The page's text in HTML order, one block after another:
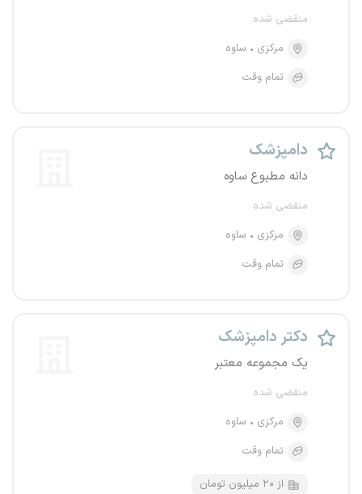
منقضی شده
مرکزی
ساوه
تمام وقت
دامپزشک
دانه مطبوع ساوه
منقضی شده
مرکزی
ساوه
تمام وقت
دکتر دامپزشک
یک مجموعه معتبر
منقضی شده
مرکزی
ساوه
تمام وقت
از ۲۰ میلیون تومان